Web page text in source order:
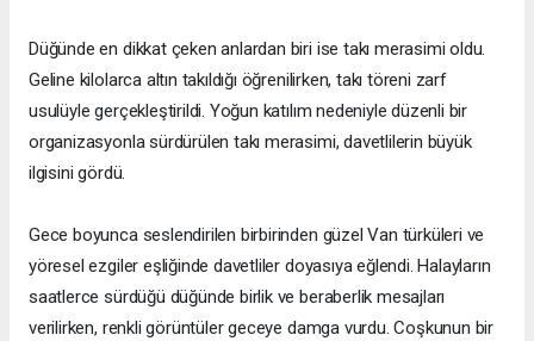
Düğünde en dikkat çeken anlardan biri ise takı merasimi oldu.
Geline kilolarca altın takıldığı öğrenilirken, takı töreni zarf
usulüyle gerçekleştirildi. Yoğun katılım nedeniyle düzenli bir
organizasyonla sürdürülen takı merasimi, davetlilerin büyük
ilgisini gördü.
Gece boyunca seslendirilen birbirinden güzel Van türküleri ve
yöresel ezgiler eşliğinde davetliler doyasıya eğlendi. Halayların
saatlerce sürdüğü düğünde birlik ve beraberlik mesajları
verilirken, renkli görüntüler geceye damga vurdu. Coşkunun bir